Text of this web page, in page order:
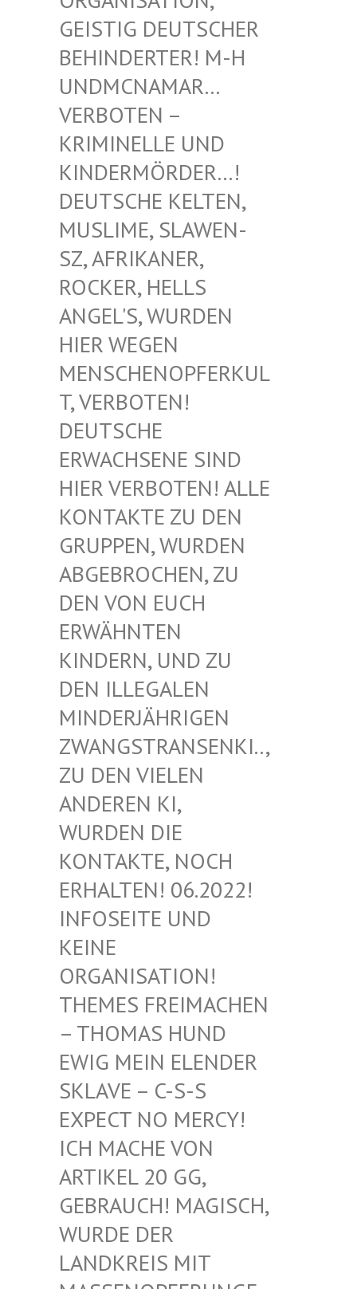
EISTIG DEUTSCHER B
EHINDERTER! M-H U
NDMCNAMAR… V
ERBOTEN – K
RIMINELLE UND K
INDERMÖRDER…! D
EUTSCHE KELTEN, M
USLIME, SLAWEN-S
Z, AFRIKANER, R
OCKER, HELLS A
NGEL'S, WURDEN H
IER WEGEN M
ENSCHENOPFERKULT
, VERBOTEN! D
EUTSCHE E
RWACHSENE SIND H
IER VERBOTEN! ALLE K
ONTAKTE ZU DEN G
RUPPEN, WURDEN A
BGEBROCHEN, ZU D
EN VON EUCH E
RWÄHNTEN K
INDERN, UND ZU D
EN ILLEGALEN M
INDERJÄHRIGEN Z
WANGSTRANSENKI.., Z
U DEN VIELEN A
NDEREN KI, W
URDEN DIE K
ONTAKTE, NOCH E
RHALTEN! 06.2022! I
NFOSEITE UND K
EINE O
RGANISATION! T
HEMES FREIMACHEN –
THOMAS HUND E
WIG MEIN ELENDER S
KLAVE – C-S-S E
XPECT NO MERCY! I
CH MACHE VON A
RTIKEL 20 GG, G
EBRAUCH! MAGISCH, W
URDE DER L
ANDKREIS MIT M